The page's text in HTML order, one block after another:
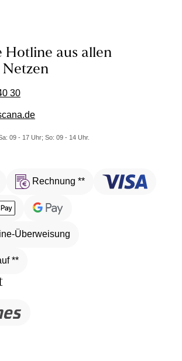
Hotline aus allen
Netzen
30
09 - 17 Uhr; So: 09 - 14 Uhr.
Rechnung **
Überweisung
**